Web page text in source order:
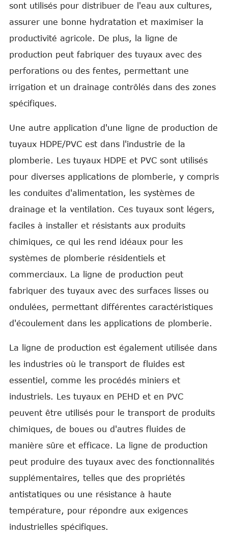
sont utilisés pour distribuer de l'eau aux cultures,
assurer une bonne hydratation et maximiser la
productivité agricole. De plus, la ligne de
production peut fabriquer des tuyaux avec des
perforations ou des fentes, permettant une
irrigation et un drainage contrôlés dans des zones
spécifiques.
Une autre application d'une ligne de production de
tuyaux HDPE/PVC est dans l'industrie de la
plomberie. Les tuyaux HDPE et PVC sont utilisés
pour diverses applications de plomberie, y compris
les conduites d'alimentation, les systèmes de
drainage et la ventilation. Ces tuyaux sont légers,
faciles à installer et résistants aux produits
chimiques, ce qui les rend idéaux pour les
systèmes de plomberie résidentiels et
commerciaux. La ligne de production peut
fabriquer des tuyaux avec des surfaces lisses ou
ondulées, permettant différentes caractéristiques
d'écoulement dans les applications de plomberie.
La ligne de production est également utilisée dans
les industries où le transport de fluides est
essentiel, comme les procédés miniers et
industriels. Les tuyaux en PEHD et en PVC
peuvent être utilisés pour le transport de produits
chimiques, de boues ou d'autres fluides de
manière sûre et efficace. La ligne de production
peut produire des tuyaux avec des fonctionnalités
supplémentaires, telles que des propriétés
antistatiques ou une résistance à haute
température, pour répondre aux exigences
industrielles spécifiques.